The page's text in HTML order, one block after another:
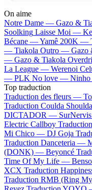
On aime
Notre Dame — Gazo &
Soolking Laisse Moi —
Bécane —Yamê 200K —
— Tiakola Outro — Gazo
— Gazo & Tiakola
La League — Werenoi
— PLK No love — Ninho
Top traduction
Traduction des fleurs —
Traduction Coulda
DICTADOR — SurNervis
Electric Callboy
Mi Chico — DJ Goja
Traduction Danceteria —
(DONK) — Beyoncé
Time Of My Life —
XCX Traduction
Traduction RMB (Ring